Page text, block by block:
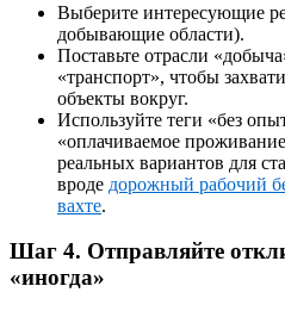
Выберите интересующие
добывающие области).
Поставьте отрасли
«транспорт», чтобы
объекты вокруг.
Используйте теги «без
«оплачиваемое
реальных вариантов для
вроде дорожный рабочий
вахте.
Шаг 4. Отправляйте
«иногда»